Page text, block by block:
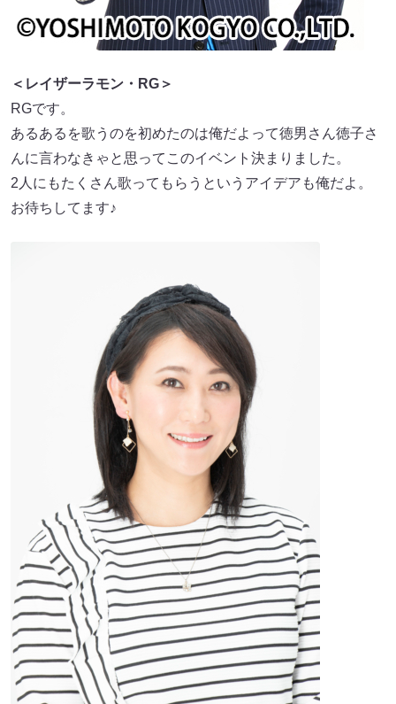
＜レイザーラモン・RG＞
RGです。
あるあるを歌うのを初めたのは俺だよって徳男さん徳子さ
んに言わなきゃと思ってこのイベント決まりました。
2人にもたくさん歌ってもらうというアイデアも俺だよ。
お待ちしてます♪